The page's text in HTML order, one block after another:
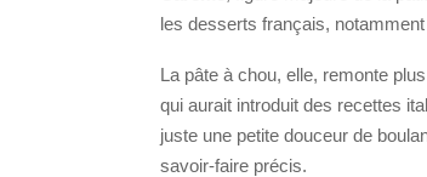
les desserts français,
La pâte à chou, elle, remonte
qui aurait introduit des recettes
juste une petite douceur de
savoir-faire précis.